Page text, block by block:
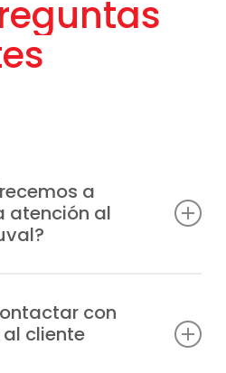
a
atención al
información
lo relacionado con
con
cliente